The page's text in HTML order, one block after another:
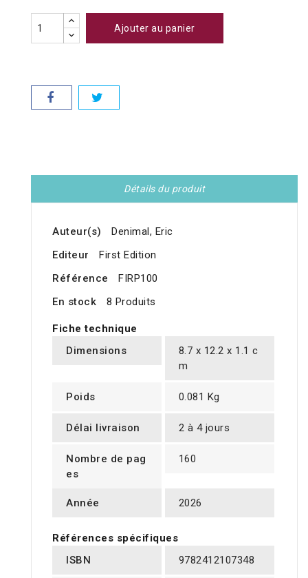
Ajouter au panier
Détails du produit
Auteur(s)
Denimal, Eric
Editeur
First Edition
Référence
FIRP100
En stock
8 Produits
Fiche technique
Dimensions
8.7 x 12.2 x 1.1 c
m
Poids 0.081 Kg
Délai livraison 2 à 4 jours
Nombre de pag
es
160
Année 2026
Références spécifiques
ISBN
9782412107348